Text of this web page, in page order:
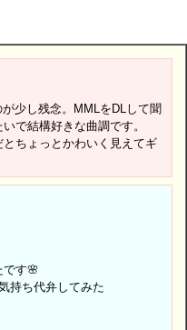
少し残念。MMLをDLして聞
で結構好きな曲調です。
ちょっとかわいく見えてギ
です🌸
持ち代弁してみた